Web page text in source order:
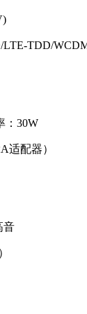
LTE-TDD/
：30W
适配器）
音